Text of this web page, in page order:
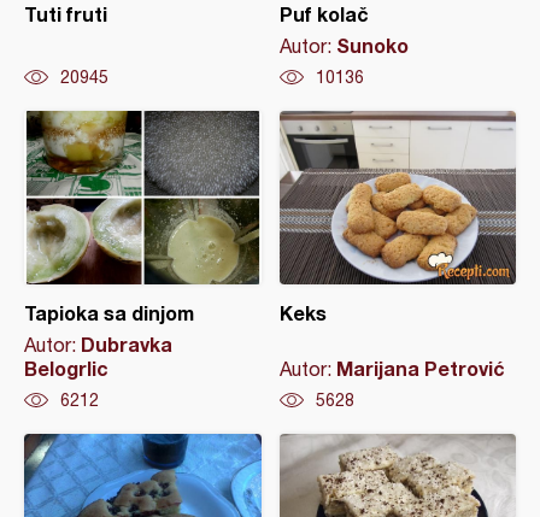
Tuti fruti
20945
Puf kolač
Autor: Sunoko
10136
Tapioka sa dinjom
Autor: Dubravka
Belogrlic
6212
Keks
Autor: Marijana Petrović
5628